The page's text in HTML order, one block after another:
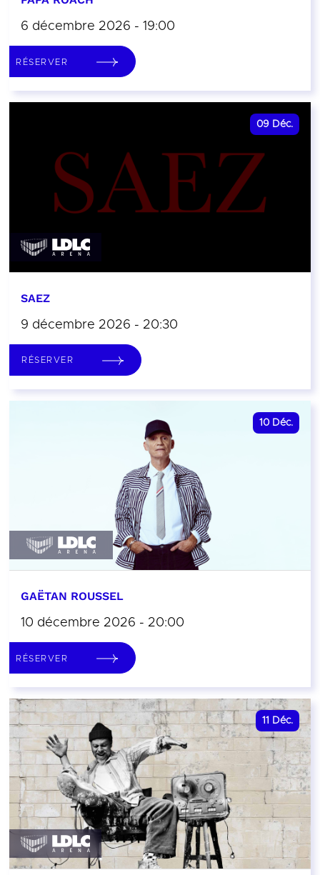
6 décembre 2026 - 19:00
RÉSERVER
09 Déc.
SAEZ
9 décembre 2026 - 20:30
RÉSERVER
10 Déc.
GAËTAN ROUSSEL
10 décembre 2026 - 20:00
RÉSERVER
11 Déc.